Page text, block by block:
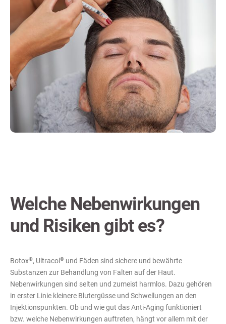
Welche Nebenwirkungen
und Risiken gibt es?
Botox®, Ultracol ® und Fäden sind sichere und bewährte
Substanzen zur Behandlung von Falten auf der Haut.
Nebenwirkungen sind selten und zumeist harmlos. Dazu gehören
in erster Linie kleinere Blutergüsse und Schwellungen an den
Injektionspunkten. Ob und wie gut das Anti-Aging funktioniert
bzw. welche Nebenwirkungen auftreten, hängt vor allem mit der